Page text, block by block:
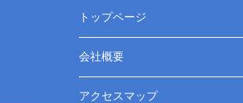
トップページ
会社概要
アクセスマップ